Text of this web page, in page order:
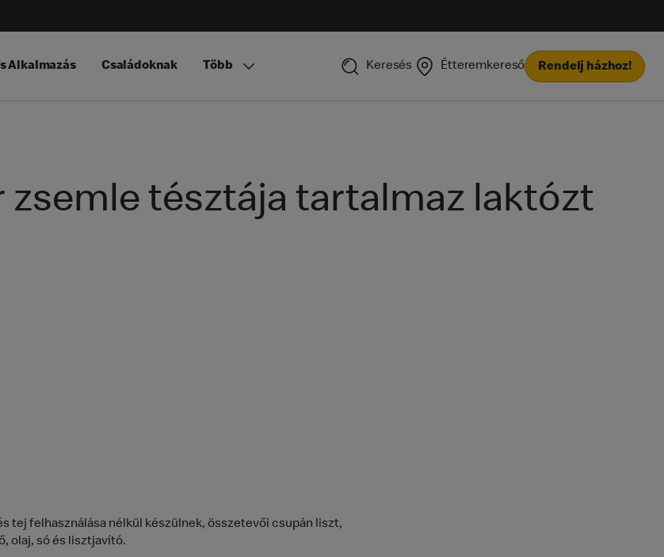
Alkalmazás Családoknak Több Keresés Étteremkereső Rendelj házhoz!
zsemle tésztája tartalmaz laktózt
tej felhasználása nélkül készülnek, összetevői csupán liszt,
olaj, só és lisztjavító.